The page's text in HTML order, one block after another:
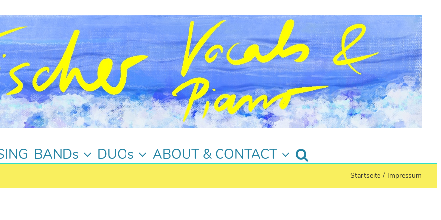
BANDs DUOs ABOUT & CONTACT
Startseite / Impressum